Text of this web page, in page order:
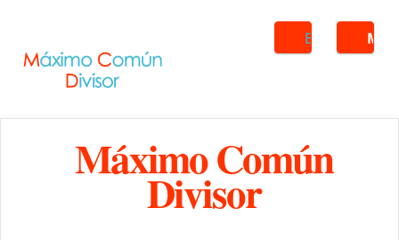
Buscar
Máximo Común
Divisor